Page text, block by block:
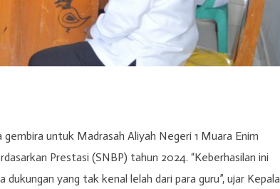
untuk Madrasah Aliyah Negeri 1 Muara Enim
Prestasi (SNBP) tahun 2024. “Keberhasilan ini
yang tak kenal lelah dari para guru”, ujar Kepala